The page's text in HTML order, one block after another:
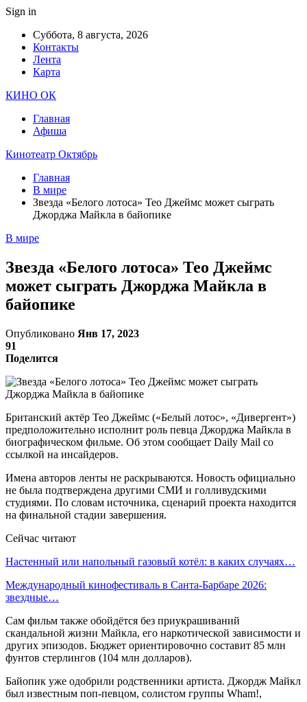
Sign in
Суббота, 8 августа, 2026
Контакты
Лента
Карта
КИНО ОК
Главная
Афиша
Кинотеатр Октябрь
Главная
В мире
Звезда «Белого лотоса» Тео Джеймс может сыграть
Джорджа Майкла в байопике
В мире
Звезда «Белого лотоса» Тео Джеймс
может сыграть Джорджа Майкла в
байопике
Опубликовано Янв 17, 2023
91
Поделится
Британский актёр Тео Джеймс («Белый лотос», «Дивергент»)
предположительно исполнит роль певца Джорджа Майкла в
биографическом фильме. Об этом сообщает Daily Mail со
ссылкой на инсайдеров.
Имена авторов ленты не раскрываются. Новость официально
не была подтверждена другими СМИ и голливудскими
студиями. По словам источника, сценарий проекта находится
на финальной стадии завершения.
Сейчас читают
Настенный или напольный газовый котёл: в каких случаях…
Международный кинофестиваль в Санта-Барбаре 2026:
звездные…
Сам фильм также обойдётся без приукрашиваний
скандальной жизни Майкла, его наркотической зависимости и
других эпизодов. Бюджет ориентировочно составит 85 млн
фунтов стерлингов (104 млн долларов).
Байопик уже одобрили родственники артиста. Джордж Майкл
был известным поп-певцом, солистом группы Wham!,